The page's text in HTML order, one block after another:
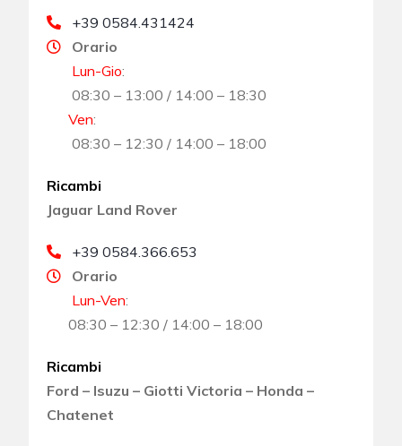
+39 0584.431424
Orario
Lun-Gio:
08:30 – 13:00 / 14:00 – 18:30
Ven:
08:30 – 12:30 / 14:00 – 18:00
Ricambi
Jaguar Land Rover
+39 0584.366.653
Orario
Lun-Ven:
08:30 – 12:30 / 14:00 – 18:00
Ricambi
Ford – Isuzu – Giotti Victoria – Honda –
Chatenet